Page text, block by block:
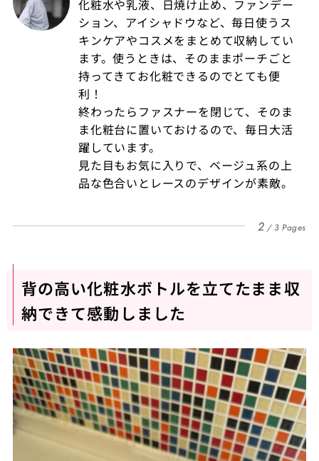
化粧水や乳液、日焼け止め、ファンデー
ション、アイシャドウなど、毎日使うス
キンケアやコスメをまとめて収納してい
ます。使うときは、そのままポーチごと
持ってきてお化粧できるのでとても便
利！
終わったらファスナーを閉じて、そのま
ま化粧台に置いておけるので、毎日大活
躍しています。
見た目もお気に入りで、ベージュ系の上
品な色合いとレースのデザインが素敵。
2 3 Pages
背の高い化粧水ボトルを立てたまま収
納できて感動しました